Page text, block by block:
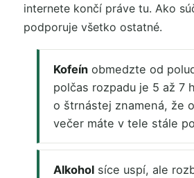
internete končí práve tu. Ako
podporuje všetko ostatné.
Kofeín obmedzte od
polčas rozpadu je 5 až 7
o štrnástej znamená, že
večer máte v tele stále
Alkohol síce uspí, ale